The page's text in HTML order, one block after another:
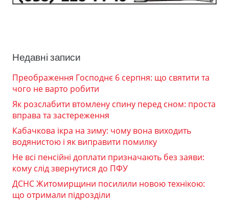
Недавні записи
Преображення Господнє 6 серпня: що святити та
чого не варто робити
Як розслабити втомлену спину перед сном: проста
вправа та застереження
Кабачкова ікра на зиму: чому вона виходить
водянистою і як виправити помилку
Не всі пенсійні доплати призначають без заяви:
кому слід звернутися до ПФУ
ДСНС Житомирщини посилили новою технікою:
що отримали підрозділи